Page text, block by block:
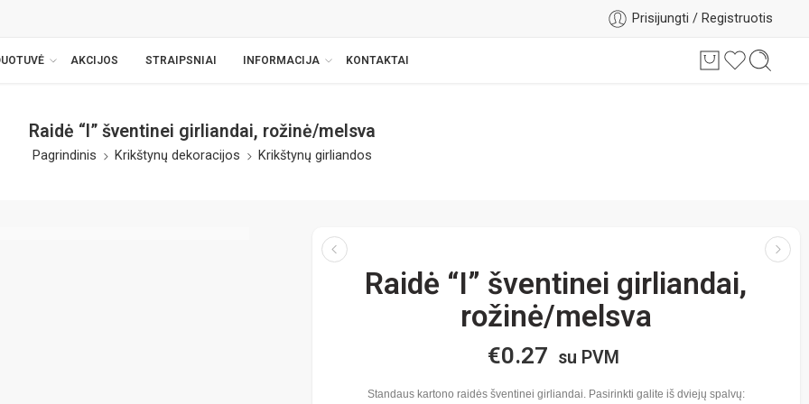
Prisijungti / Registruotis
AKCIJOS STRAIPSNIAI INFORMACIJA KONTAKTAI
Raidė “I” šventinei girliandai, rožinė/melsva
Pagrindinis Krikštynų dekoracijos Krikštynų girliandos
Raidė “I” šventinei girliandai,
rožinė/melsva
€0.27 su PVM
Standaus kartono raidės šventinei girliandai. Pasirinkti galite iš dviejų spalvų: